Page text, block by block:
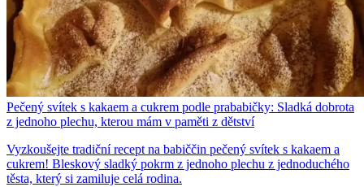
Pečený svítek s kakaem a cukrem podle prababičky: Sladká dobrota
z jednoho plechu, kterou mám v paměti z dětství
Vyzkoušejte tradiční recept na babiččin pečený svítek s kakaem a
cukrem! Bleskový sladký pokrm z jednoho plechu z jednoduchého
těsta, který si zamiluje celá rodina.